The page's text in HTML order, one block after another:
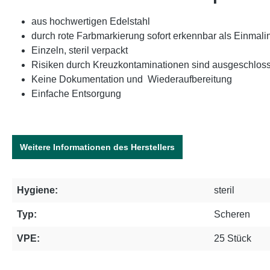
aus hochwertigen Edelstahl
durch rote Farbmarkierung sofort erkennbar als
Einzeln, steril verpackt
Risiken durch Kreuzkontaminationen sind
Keine Dokumentation und Wiederaufbereitung
Einfache Entsorgung
Weitere Informationen des Herstellers
Hygiene: steril
Typ: Scheren
VPE: 25 Stück